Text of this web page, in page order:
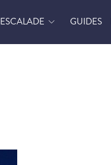
ESCALADE GUIDES